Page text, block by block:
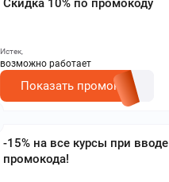
Скидка 10% по промокоду
Истек,
возможно работает
Показать промокод
-15% на все курсы при вводе
промокода!